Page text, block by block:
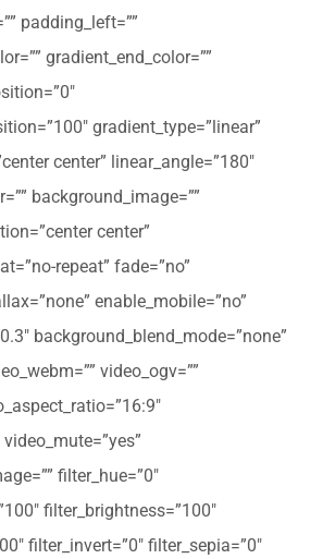
padding_left=””
gradient_end_color=””
gradient_type=”linear”
center” linear_angle=”180″
background_image=””
center”
repeat” fade=”no”
enable_mobile=”no”
background_blend_mode=”none”
video_ogv=””
filter_hue=”0″
filter_brightness=”100″
filter_invert=”0″ filter_sepia=”0″